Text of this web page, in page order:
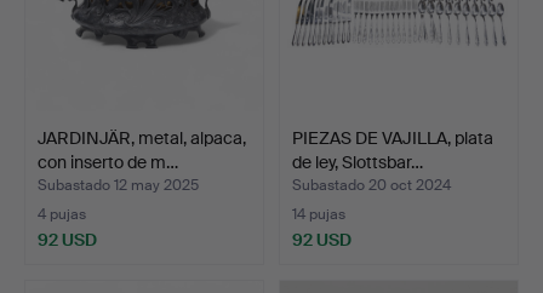
JARDINJÄR, metal, alpaca,
con inserto de m…
Subastado 12 may 2025
4 pujas
92 USD
PIEZAS DE VAJILLA, plata
de ley, Slottsbar…
Subastado 20 oct 2024
14 pujas
92 USD